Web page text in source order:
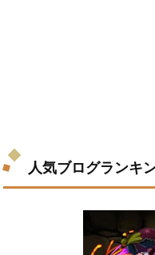
人気ブログランキ